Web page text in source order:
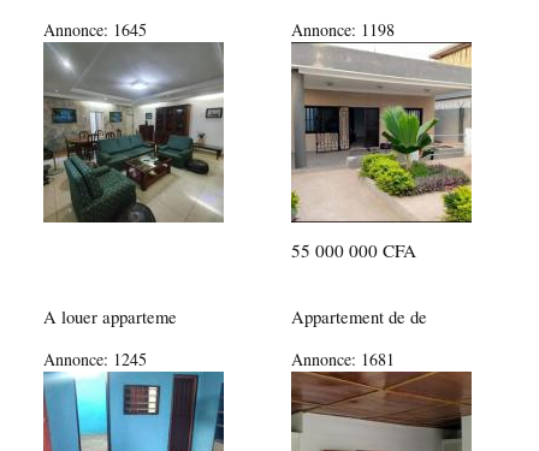
Annonce: 1645 Annonce: 1198
55 000 000 CFA
A louer apparteme
Annonce: 1245
Appartement de de
Annonce: 1681